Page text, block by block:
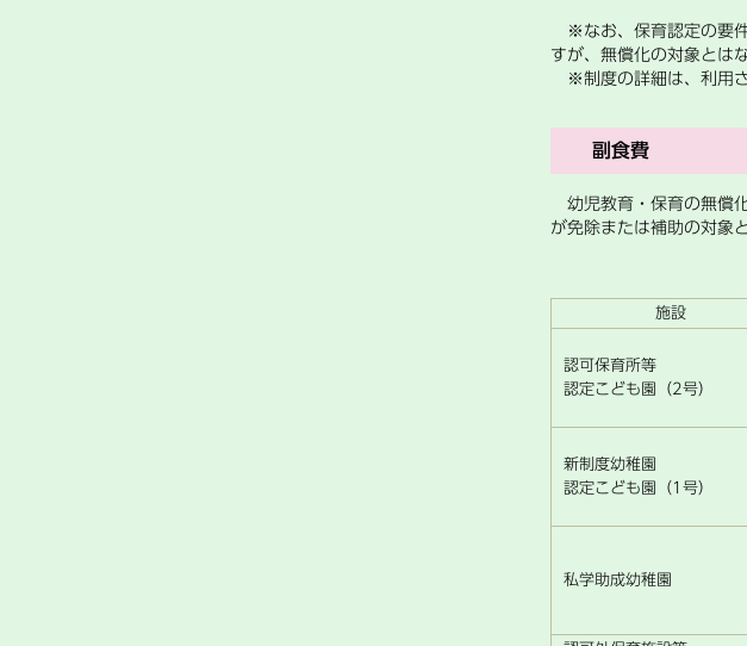
※なお、保育認定の要件
すが、無償化の対象とは
※制度の詳細は、利用さ
副食費
幼児教育・保育の無償
が免除または補助の対象
施設
認可保育所等
認定こども園（2号）
新制度幼稚園
認定こども園（1号）
私学助成幼稚園